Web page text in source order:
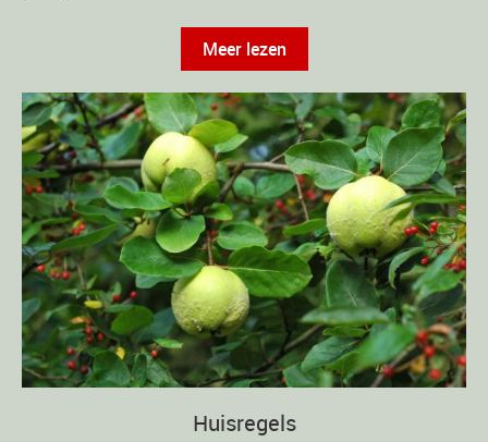
Meer lezen
Huisregels